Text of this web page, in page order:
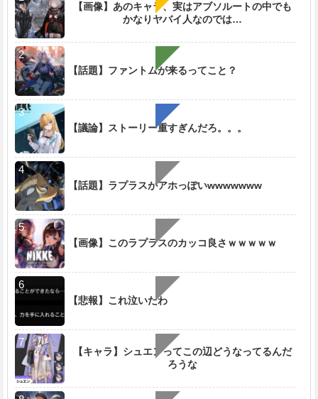
【画像】あのキャラ、実はアブソルートの中でも
かなりヤバイ人なのでは…
【話題】ファントムが来るってこと？
【議論】ストーリー重すぎんだろ。。。
【話題】ラプラスがアホっぽいwwwwwww
【画像】このラプラスのカッコ良さｗｗｗｗｗ
【悲報】これ泣いたわ
【キャラ】シュエンってこの辺どうなってるんだ
ろうな